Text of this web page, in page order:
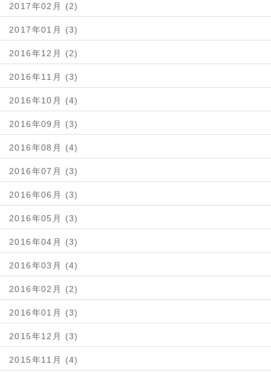
2017年02月 (2)
2017年01月 (3)
2016年12月 (2)
2016年11月 (3)
2016年10月 (4)
2016年09月 (3)
2016年08月 (4)
2016年07月 (3)
2016年06月 (3)
2016年05月 (3)
2016年04月 (3)
2016年03月 (4)
2016年02月 (2)
2016年01月 (3)
2015年12月 (3)
2015年11月 (4)